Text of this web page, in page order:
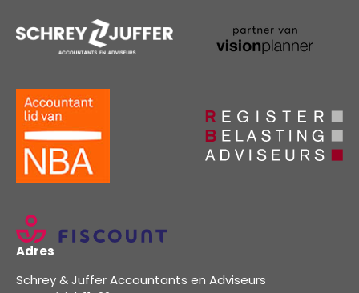
Adres
Schrey & Juffer Accountants en Adviseurs